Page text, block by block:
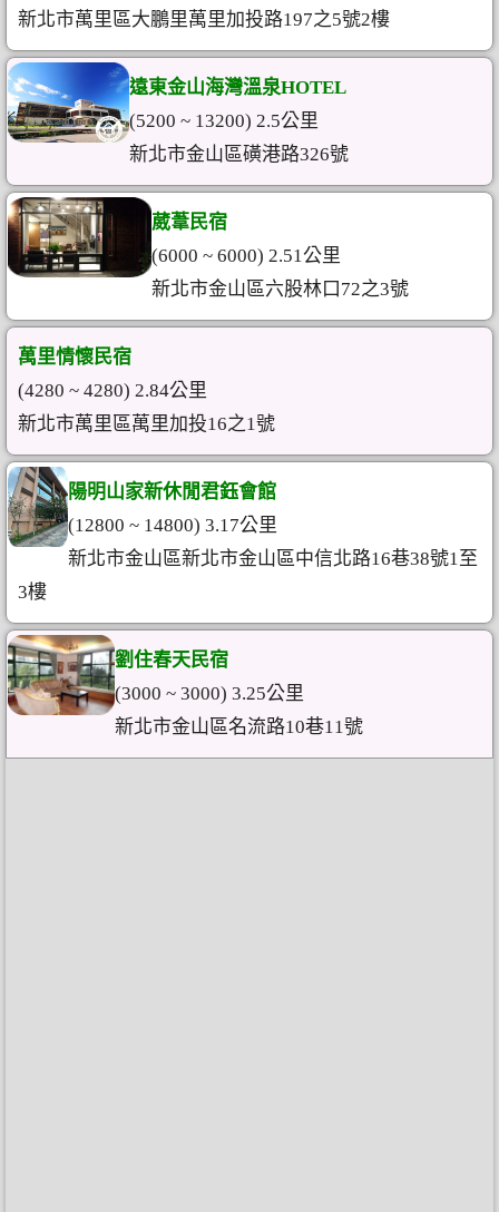
新北市萬里區大鵬里萬里加投路197之5號2樓
遠東金山海灣溫泉HOTEL
(5200 ~ 13200) 2.5公里
新北市金山區磺港路326號
葳葦民宿
(6000 ~ 6000) 2.51公里
新北市金山區六股林口72之3號
萬里情懷民宿
(4280 ~ 4280) 2.84公里
新北市萬里區萬里加投16之1號
陽明山家新休閒君鈺會館
(12800 ~ 14800) 3.17公里
新北市金山區新北市金山區中信北路16巷38號1至
3樓
劉住春天民宿
(3000 ~ 3000) 3.25公里
新北市金山區名流路10巷11號